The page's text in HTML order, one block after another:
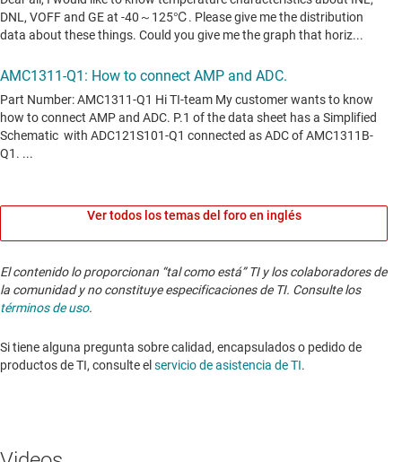
Ver todos los temas del foro en inglés
El contenido lo proporcionan “tal como está” TI y los colaboradores de
la comunidad y no constituye especificaciones de TI. Consulte los
términos de uso.
Si tiene alguna pregunta sobre calidad, encapsulados o pedido de
productos de TI, consulte el servicio de asistencia de TI. ​​​​​​​​​​​​​​